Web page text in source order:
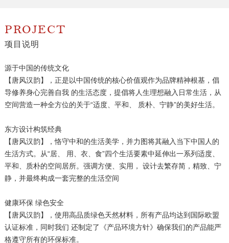
PROJECT
项目说明
源于中国的传统文化
【唐风汉韵】，正是以中国传统的核心价值观作为品牌精神根基，倡
导修养身心完善自我 的生活态度，提倡将人生理想融入日常生活，从
空间营造一种全方位的关于“适度、平和、 质朴、宁静”的美好生活。
东方设计构筑经典
【唐风汉韵】，恪守中和的生活美学，并力图将其融入当下中国人的
生活方式。从“居、 用、衣、食”四个生活要素中延伸出一系列适度、
平和、质朴的空间居所。强调方便、实用， 设计去繁存简，精致、宁
静，并最终构成一套完整的生活空间
健康环保 绿色安全
【唐风汉韵】，使用高品质绿色天然材料，所有产品均达到国际欧盟
认证标准，同时我们 还制定了《产品环境方针》确保我们的产品能严
格遵守所有的环保标准。